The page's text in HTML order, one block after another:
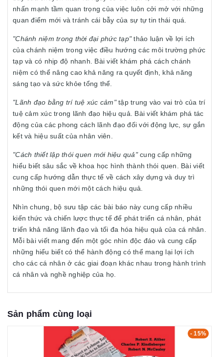
nhấn mạnh tầm quan trọng của việc luôn cởi mở với những
quan điểm mới và tránh cái bẫy của sự tự tin thái quá.
"Chánh niệm trong thời đại phức tạp"thảo luận về lợi ích
của chánh niệm trong việc điều hướng các môi trường phức
tạp và có nhịp độ nhanh. Bài viết khám phá cách chánh
niệm có thể nâng cao khả năng ra quyết định, khả năng
sáng tạo và sức khỏe tổng thể.
"Lãnh đạo bằng trí tuệ xúc cảm"tập trung vào vai trò của trí
tuệ cảm xúc trong lãnh đạo hiệu quả. Bài viết khám phá tác
động của các phong cách lãnh đạo đối với động lực, sự gắn
kết và hiệu suất của nhân viên.
"Cách thiết lập thói quen mới hiệu quả"cung cấp những
hiểu biết sâu sắc về khoa học hình thành thói quen. Bài viết
cung cấp hướng dẫn thực tế về cách xây dựng và duy trì
những thói quen mới một cách hiệu quả.
Nhìn chung, bộ sưu tập các bài báo này cung cấp nhiều
kiến thức và chiến lược thực tế để phát triển cá nhân, phát
triển khả năng lãnh đạo và tối đa hóa hiệu quả của cá nhân.
Mỗi bài viết mang đến một góc nhìn độc đáo và cung cấp
những hiểu biết có thể hành động có thể mang lại lợi ích
cho các cá nhân ở các giai đoạn khác nhau trong hành trình
cá nhân và nghề nghiệp của họ.
Sản phẩm cùng loại
- 15%